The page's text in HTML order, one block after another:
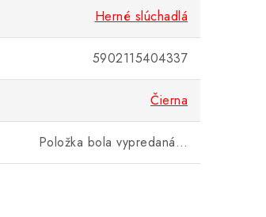
Herné slúchadlá
5902115404337
Čierna
Položka bola vypredaná…